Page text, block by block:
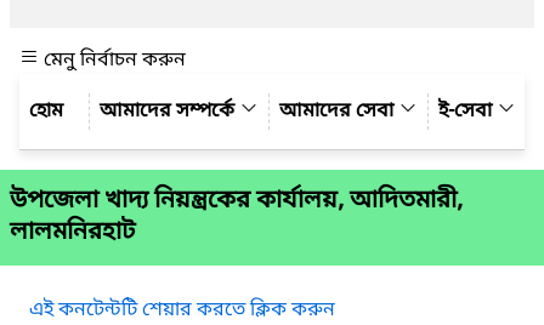
মেনু নির্বাচন করুন
আমাদের সম্পর্কে
আমাদের সেবা ই-সেবা
উপজেলা খাদ্য নিয়ন্ত্রকের কার্যালয়, আদিতমারী,
লালমনিরহাট
এই কনটেন্টটি শেয়ার করতে ক্লিক করুন